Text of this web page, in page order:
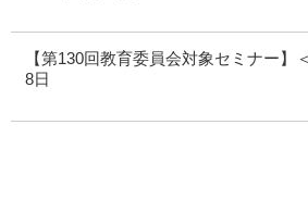
【第130回教育委員会対象セミナー】
8日